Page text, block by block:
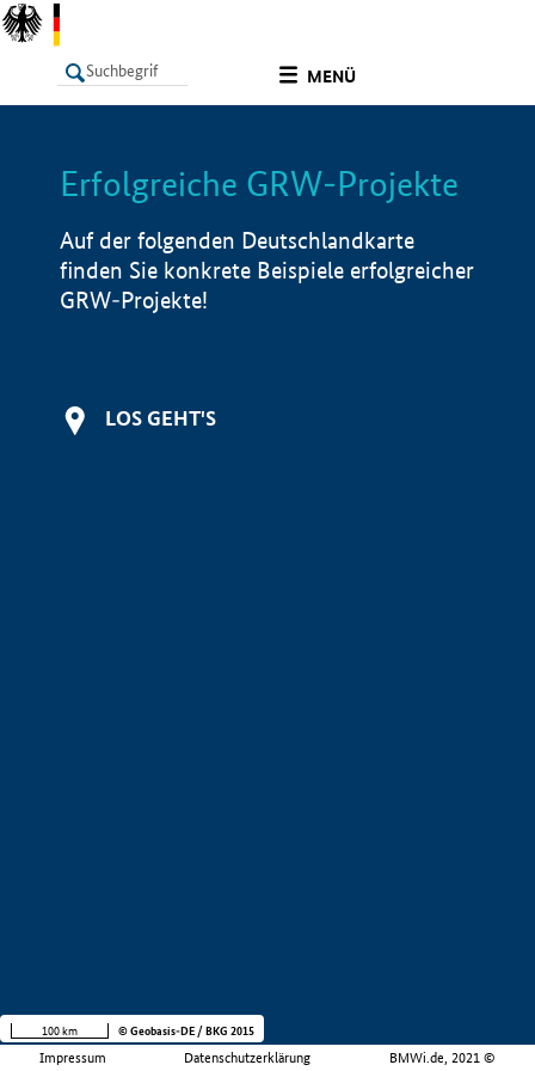
MENÜ
LISTE Info
Erfolgreiche GRW-Projekte
Auf der folgenden Deutschlandkarte
finden Sie konkrete Beispiele erfolgreicher
GRW-Projekte!
LOS GEHT'S
Impressum Datenschutzerklärung BMWi.de, 2021 ©
100 km © Geobasis-DE / BKG 2015